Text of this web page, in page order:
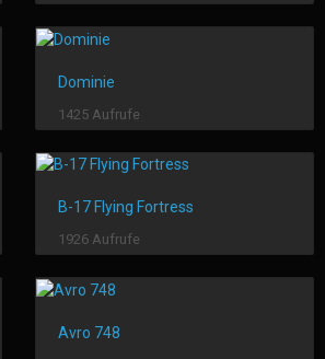
Dominie
1425 Aufrufe
B-17 Flying Fortress
1926 Aufrufe
Avro 748